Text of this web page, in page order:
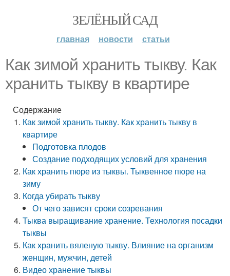
ЗЕЛЁНЫЙ САД
главная новости статьи
Как зимой хранить тыкву. Как
хранить тыкву в квартире
Содержание
Как зимой хранить тыкву. Как хранить тыкву в
квартире
Подготовка плодов
Создание подходящих условий для хранения
Как хранить пюре из тыквы. Тыквенное пюре на
зиму
Когда убирать тыкву
От чего зависят сроки созревания
Тыква выращивание хранение. Технология посадки
тыквы
Как хранить вяленую тыкву. Влияние на организм
женщин, мужчин, детей
Видео хранение тыквы